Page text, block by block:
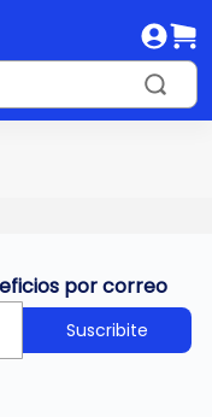
por correo
Suscribite